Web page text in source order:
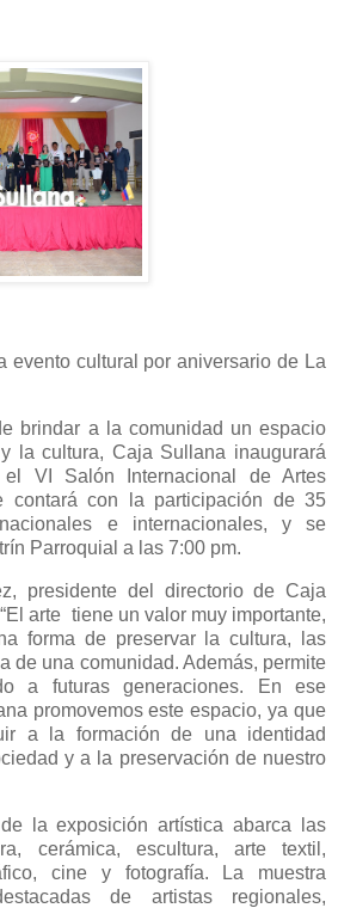
evento cultural por aniversario de La
brindar a la comunidad un espacio
la cultura, Caja Sullana inaugurará
VI Salón Internacional de Artes
contará con la participación de 35
e internacionales, y se
Parroquial a las 7:00 pm.
presidente del directorio de Caja
arte tiene un valor muy importante,
forma de preservar la cultura, las
de una comunidad. Además, permite
a futuras generaciones. En ese
promovemos este espacio, ya que
a la formación de una identidad
y a la preservación de nuestro
la exposición artística abarca las
cerámica, escultura, arte textil,
cine y fotografía. La muestra
de artistas regionales,